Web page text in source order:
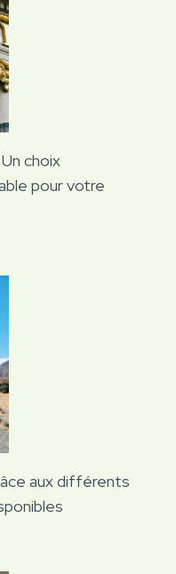
choix
pour votre
aux différents